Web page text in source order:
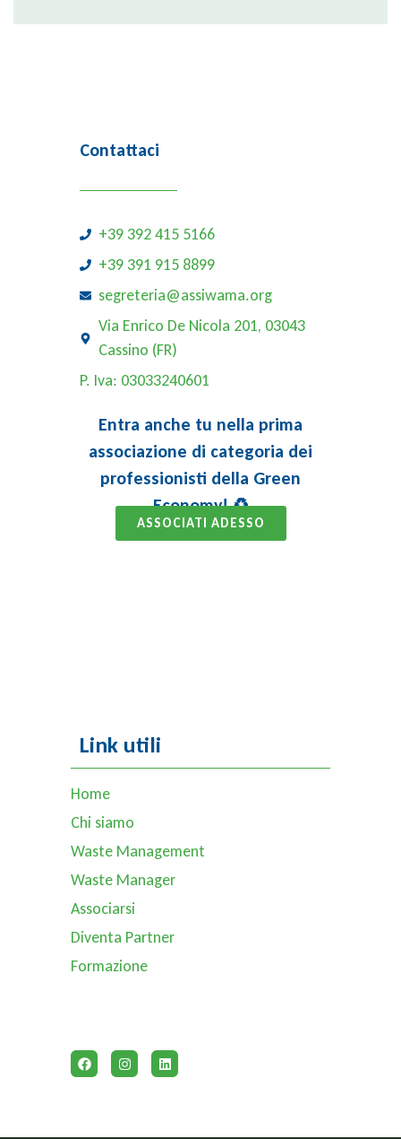
Link utili
Home
Chi siamo
Waste Management
Waste Manager
Associarsi
Diventa Partner
Formazione
Contattaci
+39 392 415 5166
+39 391 915 8899
segreteria@assiwama.org
Via Enrico De Nicola 201, 03043
Cassino (FR)
P. Iva: 03033240601
Entra anche tu nella prima
associazione di categoria dei
professionisti della Green
Economy! ♻️
ASSOCIATI ADESSO